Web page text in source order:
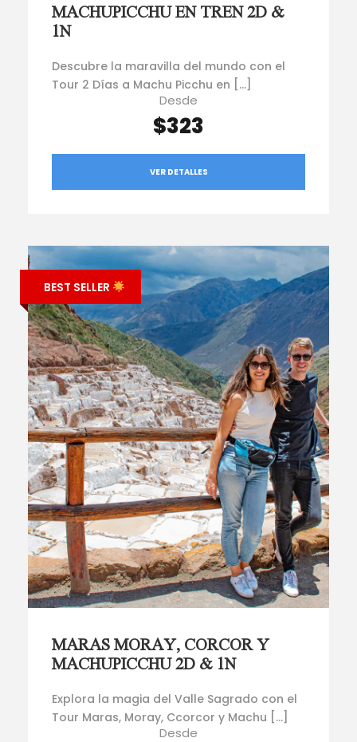
MACHUPICCHU EN TREN 2D &
1N
Descubre la maravilla del mundo con el
Tour 2 Días a Machu Picchu en […]
Desde
$323
VER DETALLES
BEST SELLER
MARAS MORAY, CORCOR Y
MACHUPICCHU 2D & 1N
Explora la magia del Valle Sagrado con el
Tour Maras, Moray, Ccorcor y Machu […]
Desde